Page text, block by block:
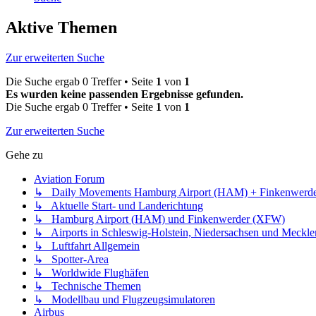
Aktive Themen
Zur erweiterten Suche
Die Suche ergab 0 Treffer • Seite 1 von 1
Es wurden keine passenden Ergebnisse gefunden.
Die Suche ergab 0 Treffer • Seite 1 von 1
Zur erweiterten Suche
Gehe zu
Aviation Forum
↳ Daily Movements Hamburg Airport (HAM) +
↳ Aktuelle Start- und Landerichtung
↳ Hamburg Airport (HAM) und Finkenwerder (XFW)
↳ Airports in Schleswig-Holstein, Niedersachsen und
↳ Luftfahrt Allgemein
↳ Spotter-Area
↳ Worldwide Flughäfen
↳ Technische Themen
↳ Modellbau und Flugzeugsimulatoren
Airbus